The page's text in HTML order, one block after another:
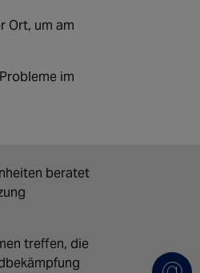
Ort, um am
im
beratet
treffen, die